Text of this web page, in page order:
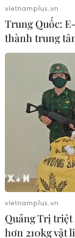
Dự báo thời
THPT năm
Trung tâm Dự
biết trong thời
vietnamplus.vn
Trung Quốc:
thành trung
vietnamplus.vn
Quảng Trị triệt
hơn 210kg vật